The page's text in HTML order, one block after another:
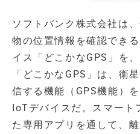
ソフトバンク株式会社は
物の位置情報を確認でき
イス「どこかなGPS」を
「どこかなGPS」は、衛
信する機能（GPS機能）
IoTデバイスだ。スマート
た専用アプリを通して、